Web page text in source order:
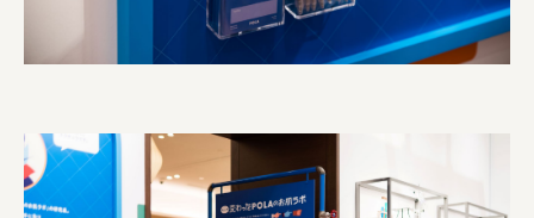
株式会社ポーラ
ourselves
一般財団法人 伝統的工芸品産業振興協会